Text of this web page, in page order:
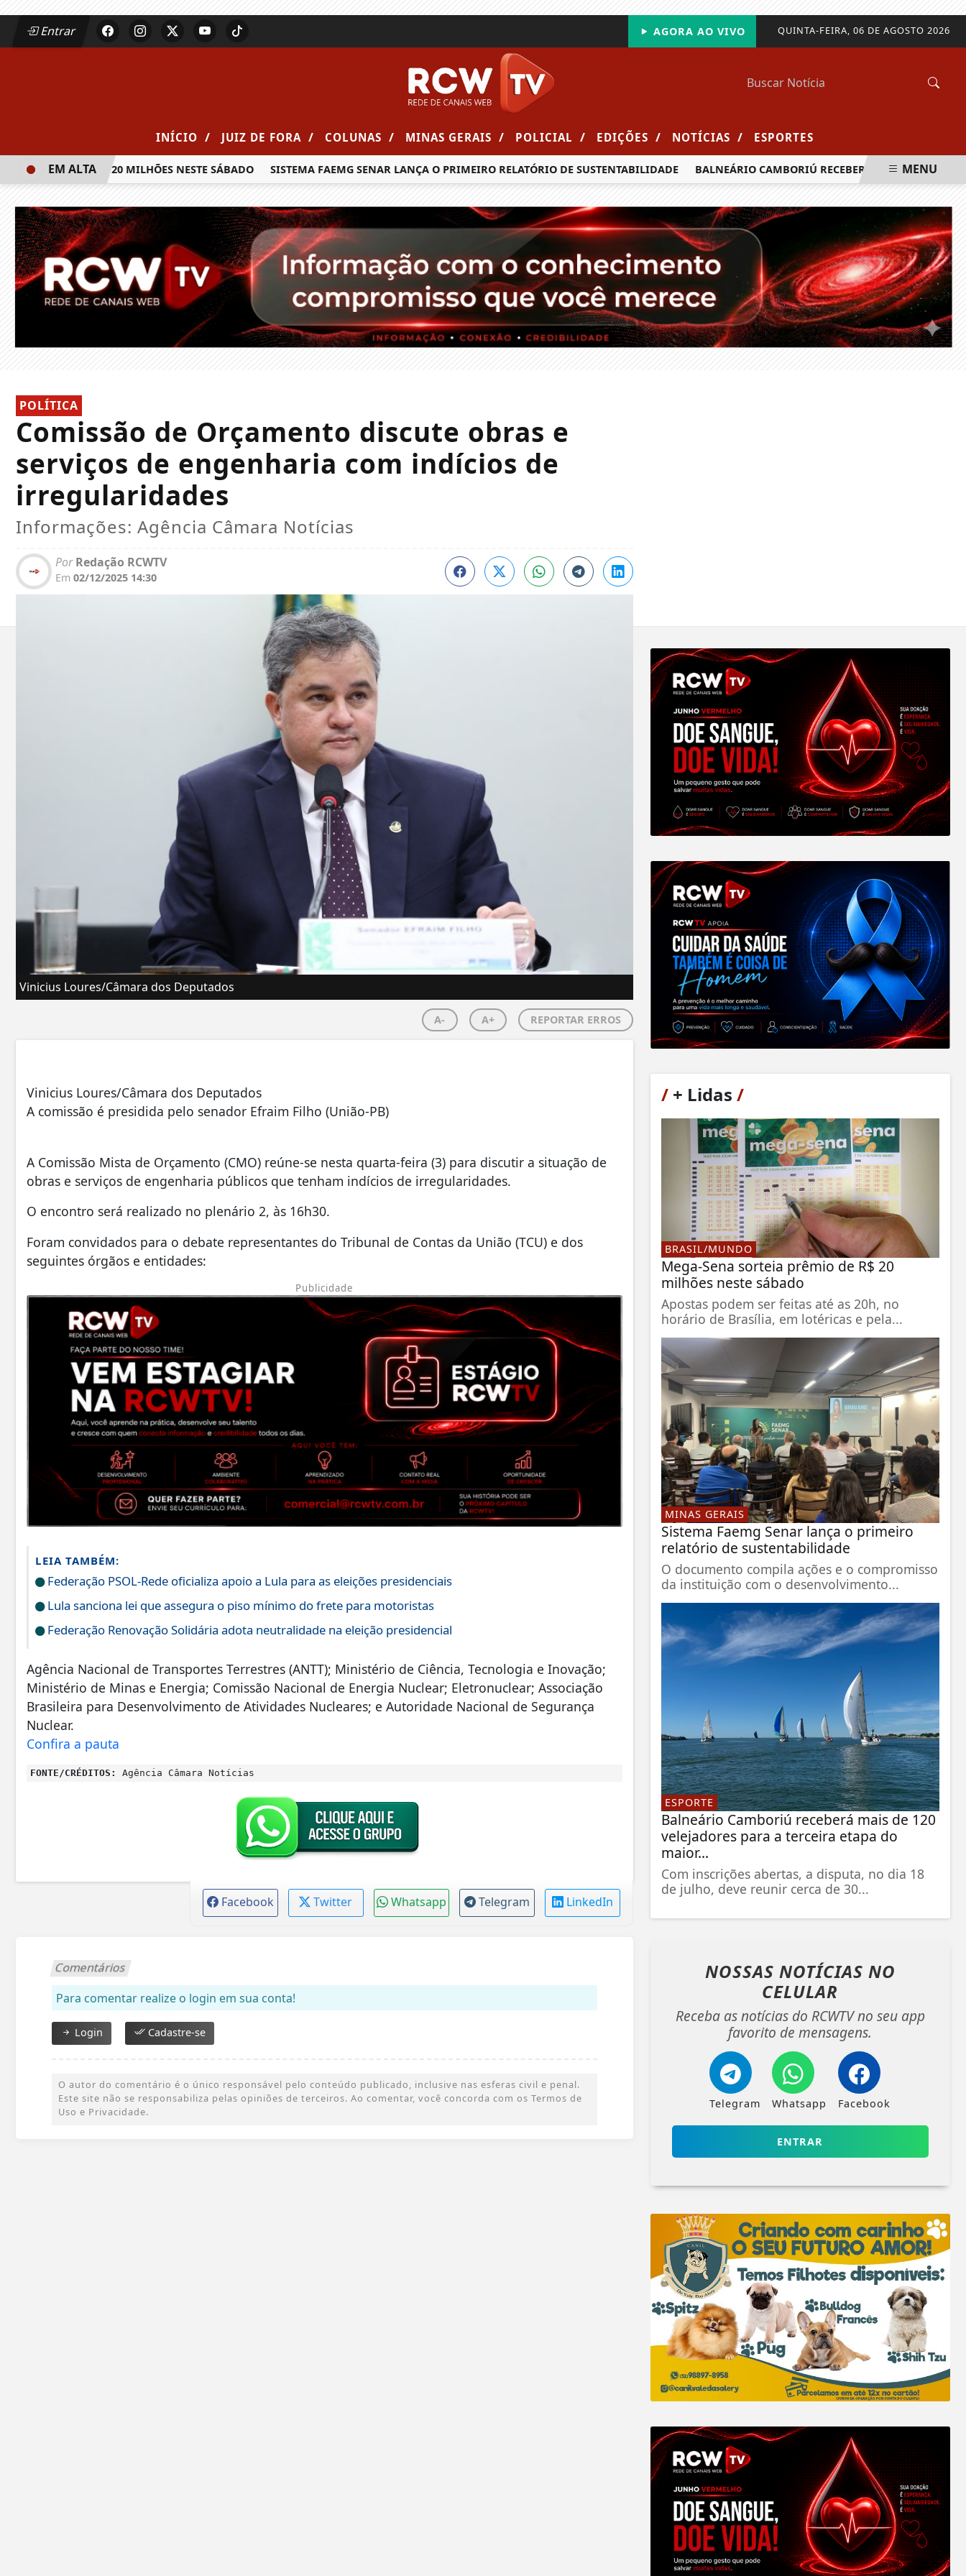
Entrar QUINTA-FEIRA, 06 DE AGOSTO 2026
AGORA AO VIVO
INÍCIO / JUIZ DE FORA / COLUNAS / MINAS GERAIS / POLICIAL / EDIÇÕES / NOTÍCIAS / ESPORTES
PRÊMIO DE R$ 20 MILHÕES NESTE SÁBADO SISTEMA FAEMG SENAR LANÇA O PRIMEIRO RELATÓRIO DE SUSTENTABILIDADE BALNEÁRIO CAMBORIÚ RECEBERÁ MAIS DE 120
EM ALTA MENU
POLÍTICA
Comissão de Orçamento discute obras e
serviços de engenharia com indícios de
irregularidades
Informações: Agência Câmara Notícias
PorRedação RCWTV
Em 02/12/2025 14:30
Vinicius Loures/Câmara dos Deputados
A- A+ REPORTAR ERROS
Vinicius Loures/Câmara dos Deputados
A comissão é presidida pelo senador Efraim Filho (União-PB)
A Comissão Mista de Orçamento (CMO) reúne-se nesta quarta-feira (3) para discutir a situação de
obras e serviços de engenharia públicos que tenham indícios de irregularidades.
O encontro será realizado no plenário 2, às 16h30.
Foram convidados para o debate representantes do Tribunal de Contas da União (TCU) e dos
seguintes órgãos e entidades:
Publicidade
LEIA TAMBÉM:
Federação PSOL-Rede oficializa apoio a Lula para as eleições presidenciais
Lula sanciona lei que assegura o piso mínimo do frete para motoristas
Federação Renovação Solidária adota neutralidade na eleição presidencial
Agência Nacional de Transportes Terrestres (ANTT); Ministério de Ciência, Tecnologia e Inovação;
Ministério de Minas e Energia; Comissão Nacional de Energia Nuclear; Eletronuclear; Associação
Brasileira para Desenvolvimento de Atividades Nucleares; e Autoridade Nacional de Segurança
Nuclear.
Confira a pauta
FONTE/CRÉDITOS: Agência Câmara Notícias
Facebook Twitter Whatsapp Telegram LinkedIn
Comentários
Para comentar realize o login em sua conta!
Login Cadastre-se
O autor do comentário é o único responsável pelo conteúdo publicado, inclusive nas esferas civil e penal.
Este site não se responsabiliza pelas opiniões de terceiros. Ao comentar, você concorda com os Termos de
Uso e Privacidade.
/+ Lidas /
BRASIL/MUNDO
Mega-Sena sorteia prêmio de R$ 20
milhões neste sábado
Apostas podem ser feitas até as 20h, no
horário de Brasília, em lotéricas e pela...
MINAS GERAIS
Sistema Faemg Senar lança o primeiro
relatório de sustentabilidade
O documento compila ações e o compromisso
da instituição com o desenvolvimento...
ESPORTE
Balneário Camboriú receberá mais de 120
velejadores para a terceira etapa do
maior...
Com inscrições abertas, a disputa, no dia 18
de julho, deve reunir cerca de 30...
NOSSAS NOTÍCIAS NO
CELULAR
Receba as notícias do RCWTV no seu app
favorito de mensagens.
Telegram Whatsapp Facebook
ENTRAR